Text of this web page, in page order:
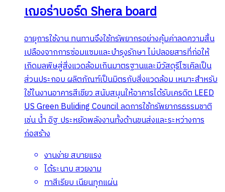
chosen
on
the
product
page
เฌอร่าบอร์ด Shera board
อายุการใช้งาน ทนทานจึงใช้ทรัพยากรอย่างคุ้มค่าลดความสิ้น
เปลืองจากการซ่อมแซมและบำรุงรักษา ไม่ปลอยสารที่ก่อให้
เกิดมลพิษสู่สิ่งแวดล้อมเกินมาตรฐานและมีวัสดุรีไซเคิลเป็น
ส่วนประกอบ ผลิตภัณฑ์เป็นมิตรกับสิ่งแวดล้อม เหมาะสำหรับ
ใช้ในงานอาคารสีเขียว สนับสนุนให้อาคารได้รับเครดิต LEED
US Green Buliding Council ลดการใช้ทรัพยากรธรรมชาติ
เช่น น้ำ อิฐ ประหยัดพลังงานทั้งด้านขนส่งและระหว่างการ
ก่อสร้าง
งานง่าย สบายแรง
ได้ระนาบ สวยงาม
ทาสีเรียบ เนียนทุกแผ่น